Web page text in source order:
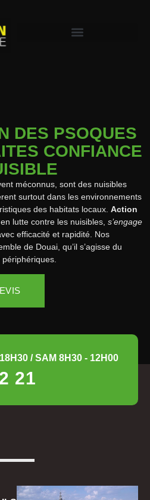
DES PSOQUES
CONFIANCE
méconnus, sont des nuisibles
surtout dans les environnements
des habitats locaux. Action
lutte contre les nuisibles, s’engage
efficacité et rapidité. Nos
de Douai, qu’il s’agisse du
/ SAM 8H30 - 12H00
21